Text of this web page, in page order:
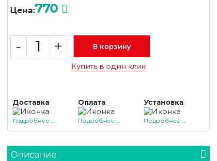
Цена:770
- + В корзину
Купить в один клик
Доставка
Подробнее ...
Оплата
Подробнее ...
Установка
Подробнее ...
Описание